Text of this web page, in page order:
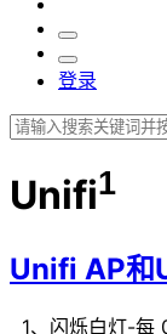
登录
Unifi1
Unifi AP和
1、闪烁白灯-每